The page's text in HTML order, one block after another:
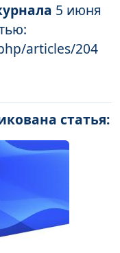
5 июня
articles/204
статья: